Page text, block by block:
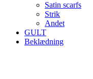
Satin scarfs
Strik
Andet
GULT
Beklædning